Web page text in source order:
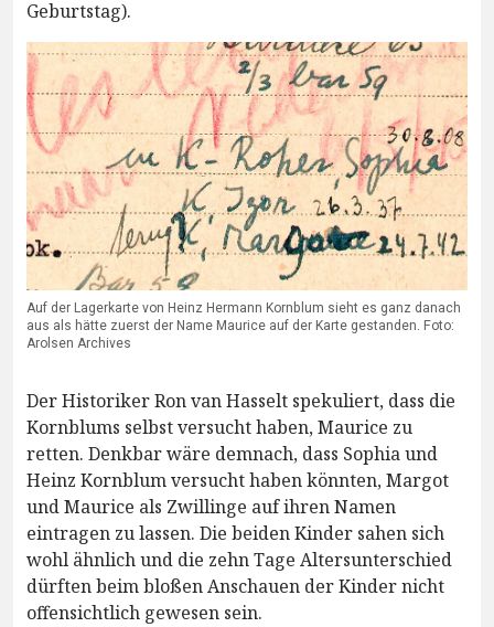
Geburtstag).
Auf der Lagerkarte von Heinz Hermann Kornblum sieht es ganz danach
aus als hätte zuerst der Name Maurice auf der Karte gestanden. Foto:
Arolsen Archives
Der Historiker Ron van Hasselt spekuliert, dass die
Kornblums selbst versucht haben, Maurice zu
retten. Denkbar wäre demnach, dass Sophia und
Heinz Kornblum versucht haben könnten, Margot
und Maurice als Zwillinge auf ihren Namen
eintragen zu lassen. Die beiden Kinder sahen sich
wohl ähnlich und die zehn Tage Altersunterschied
dürften beim bloßen Anschauen der Kinder nicht
offensichtlich gewesen sein.